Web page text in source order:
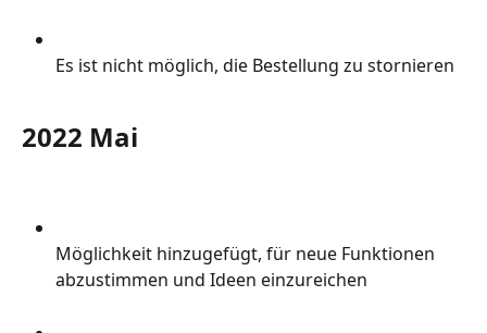
Es ist nicht möglich, die Bestellung zu stornieren
2022 Mai
Möglichkeit hinzugefügt, für neue Funktionen
abzustimmen und Ideen einzureichen